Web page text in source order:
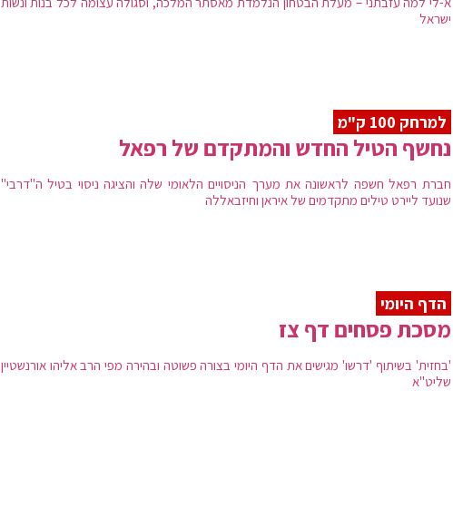
ישראל
למרחק 100 ק"מ
נחשף הטיל החדש והמתקדם של רפאל
חברת רפאל חשפה לראשונה את מערך הניסויים הלאומי שלה והציגה ניסוי בטיל ה"דרבי"
שנועד ליירט טילים מתקדמים של איראן וחיזבאללה
הדף היומי
מסכת פסחים דף צז
'בחזית' בשיתוף 'דרשו' מגישים את הדף היומי בצורה פשוטה ובהירה מפי הרב אליהו אורנשטיין
שליט"א